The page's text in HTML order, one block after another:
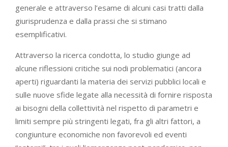
generale e attraverso l’esame di alcuni casi tratti dalla
giurisprudenza e dalla prassi che si stimano
esemplificativi.
Attraverso la ricerca condotta, lo studio giunge ad
alcune riflessioni critiche sui nodi problematici (ancora
aperti) riguardanti la materia dei servizi pubblici locali e
sulle nuove sfide legate alla necessità di fornire risposta
ai bisogni della collettività nel rispetto di parametri e
limiti sempre più stringenti legati, fra gli altri fattori, a
congiunture economiche non favorevoli ed eventi